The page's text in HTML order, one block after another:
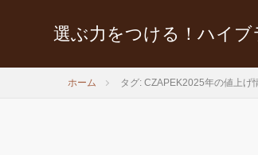
選ぶ力をつける！ハイ
ホーム タグ: CZAPEK2025年の値上げ